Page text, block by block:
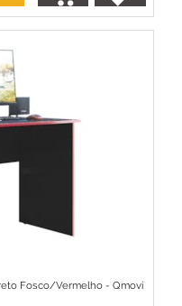
Fosco/Vermelho - Qmovi